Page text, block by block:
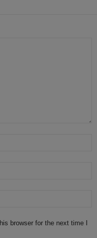
browser for the next time I